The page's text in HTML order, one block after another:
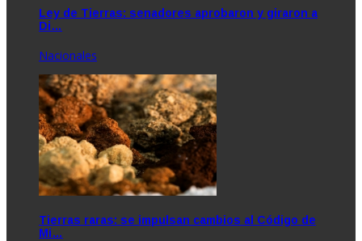
Ley de Tierras: senadores aprobaron y giraron a
Di…
Nacionales
Tierras raras: se impulsan cambios al Código de
Mi…